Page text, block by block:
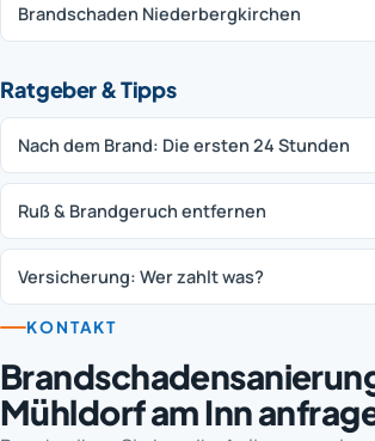
Brandschaden Niederbergkirchen
Ratgeber & Tipps
Nach dem Brand: Die ersten 24 Stunden
Ruß & Brandgeruch entfernen
Versicherung: Wer zahlt was?
KONTAKT
Mühldorf am Inn